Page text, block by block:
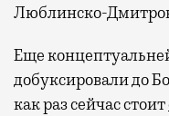
Люблинско-
Еще
добуксировали до
как раз сейчас стоит